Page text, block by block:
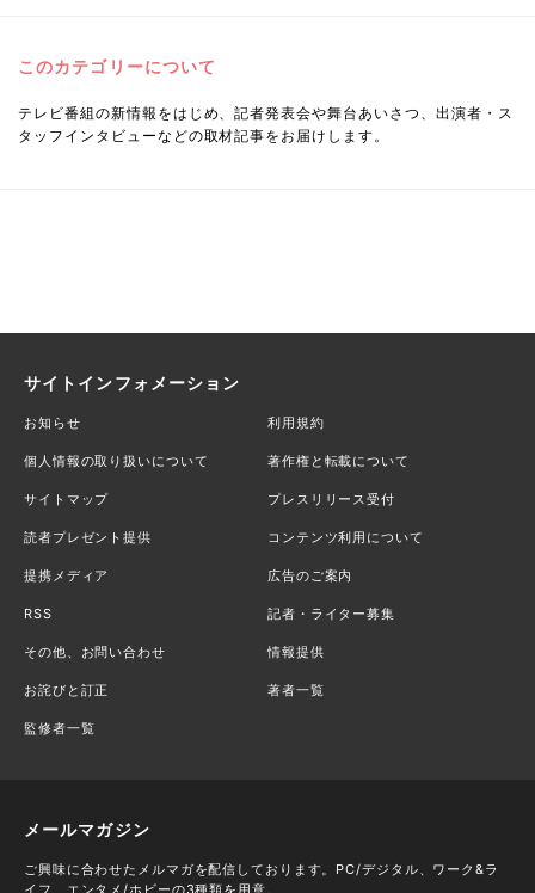
このカテゴリーについて
テレビ番組の新情報をはじめ、記者発表会や舞台あいさつ、出演者・ス
タッフインタビューなどの取材記事をお届けします。
サイトインフォメーション
お知らせ 利用規約
個人情報の取り扱いについて 著作権と転載について
サイトマップ プレスリリース受付
読者プレゼント提供 コンテンツ利用について
提携メディア 広告のご案内
RSS 記者・ライター募集
その他、お問い合わせ 情報提供
お詫びと訂正 著者一覧
監修者一覧
メールマガジン
ご興味に合わせたメルマガを配信しております。PC/デジタル、ワーク&ラ
イフ、エンタメ/ホビーの3種類を用意。